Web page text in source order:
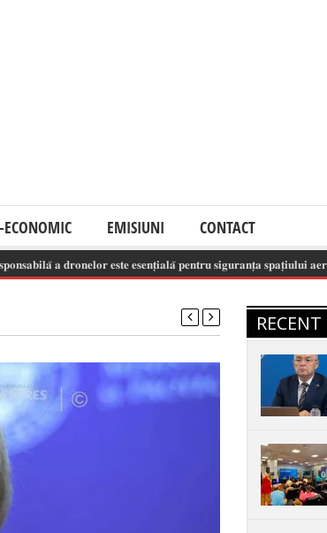
ECONOMIC EMISIUNI CONTACT
𝐚 𝐝𝐫𝐨𝐧𝐞𝐥𝐨𝐫 𝐞𝐬𝐭𝐞 𝐞𝐬𝐞𝐧𝐭̦𝐢𝐚𝐥𝐚̆ 𝐩𝐞𝐧𝐭𝐫𝐮 𝐬𝐢𝐠𝐮𝐫𝐚𝐧𝐭̦𝐚 𝐬𝐩𝐚𝐭̦𝐢𝐮𝐥𝐮𝐢 𝐚𝐞𝐫𝐢𝐚𝐧!
RECENT